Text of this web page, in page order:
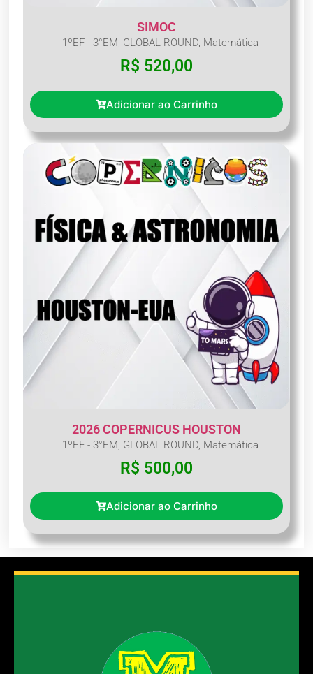
SIMOC
1ºEF - 3°EM, GLOBAL ROUND, Matemática
R$ 520,00
Adicionar ao Carrinho
2026 COPERNICUS HOUSTON
1ºEF - 3°EM, GLOBAL ROUND, Matemática
R$ 500,00
Adicionar ao Carrinho